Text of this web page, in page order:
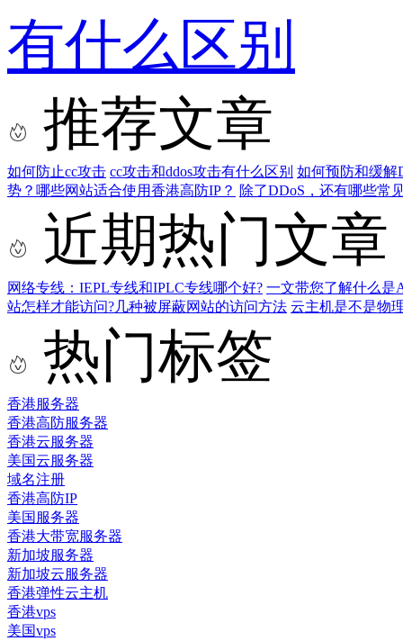
有什么区别
推荐文章
如何防止cc攻击 cc攻击和ddos攻击有什么区别 如何预防和缓解
势？哪些网站适合使用香港高防IP？ 除了DDoS，还有哪些常
近期热门文章
网络专线：IEPL专线和IPLC专线哪个好? 一文带您了解什么是
站怎样才能访问?几种被屏蔽网站的访问方法 云主机是不是物
热门标签
香港服务器
香港高防服务器
香港云服务器
美国云服务器
域名注册
香港高防IP
美国服务器
香港大带宽服务器
新加坡服务器
新加坡云服务器
香港弹性云主机
香港vps
美国vps